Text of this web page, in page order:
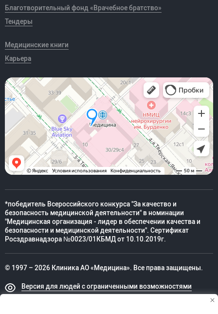
Благотворительный фонд «Врачебное братство»
Тендеры
Медицинские книги
Карьера
*победитель Всероссийского конкурса "За качество и
безопасность медицинской деятельности" в номинации
"Медицинская организация - лидер в обеспечении качества и
безопасности и медицинской деятельности". Сертификат
Росздравнадзора №0023/01КБМД от 10.10.2019г.
© 1997 – 2026 Клиника АО «Медицина». Все права защищены.
Версия для людей с ограниченными возможностями